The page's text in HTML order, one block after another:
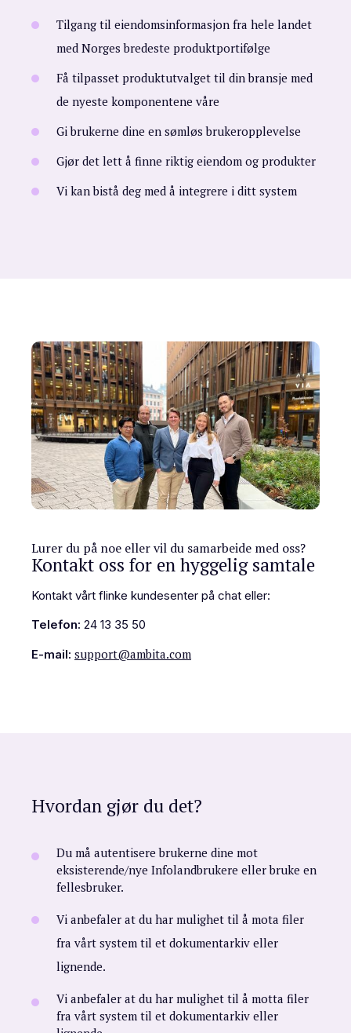
Tilgang til eiendomsinformasjon fra hele landet
med Norges bredeste produktportifølge
Få tilpasset produktutvalget til din bransje med
de nyeste komponentene våre
Gi brukerne dine en sømløs brukeropplevelse
Gjør det lett å finne riktig eiendom og produkter
Vi kan bistå deg med å integrere i ditt system
Lurer du på noe eller vil du samarbeide med oss?
Kontakt oss for en hyggelig samtale
Kontakt vårt flinke kundesenter på chat eller:
Telefon: 24 13 35 50
E-mail: support@ambita.com
Hvordan gjør du det?
Du må autentisere brukerne dine mot
eksisterende/nye Infolandbrukere eller bruke en
fellesbruker.
Vi anbefaler at du har mulighet til å mota filer
fra vårt system til et dokumentarkiv eller
lignende.
Vi anbefaler at du har mulighet til å motta filer
fra vårt system til et dokumentarkiv eller